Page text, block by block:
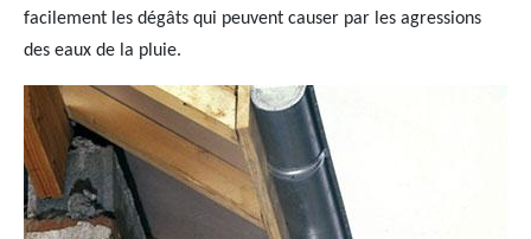
facilement les dégâts qui peuvent causer par les agressions
des eaux de la pluie.